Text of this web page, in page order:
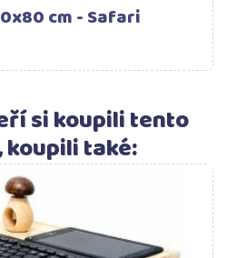
cm - Safari
si koupili tento
také: